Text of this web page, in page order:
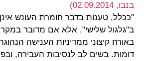
בנבו, 02.09.2014)
"ככלל, טענות בדבר חומרת העונש אינן
ב"גלגול שלישי", אלא אם מדובר
באורח קיצוני ממדיניות הענישה
דומות. בשים לב לנסיבות העבירה,